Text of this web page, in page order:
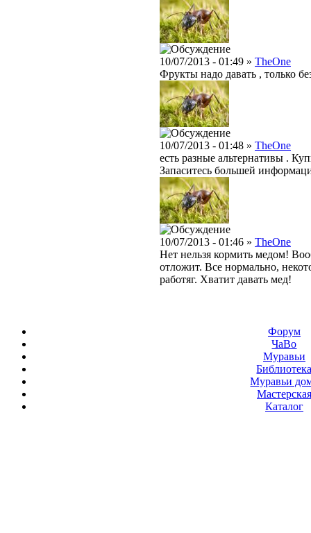
10/07/2013 - 01:49 » TheOne
Фрукты надо давать , только
10/07/2013 - 01:48 » TheOne
есть разные альтернативы .
Запаситесь большей
10/07/2013 - 01:46 » TheOne
Нет нельзя кормить медом!
отложит. Все нормально,
работяг. Хватит давать мед!
Форум
ЧаВо
Муравьи
Муравьи
Мастерская
Каталог